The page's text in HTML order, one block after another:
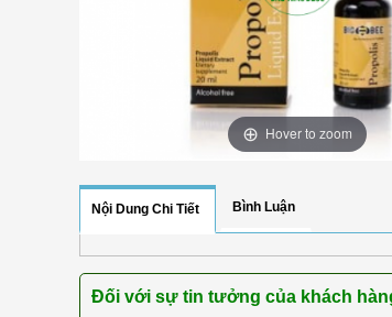
Hover to zoom
Nội Dung Chi Tiết Bình Luận
Đối với sự tin tưởng của khách